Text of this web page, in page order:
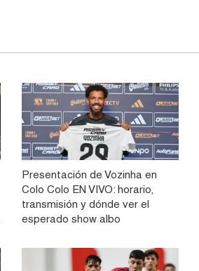
Presentación de Vozinha en
Colo Colo EN VIVO: horario,
transmisión y dónde ver el
esperado show albo